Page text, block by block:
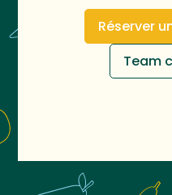
Réserver
Team
Cooking